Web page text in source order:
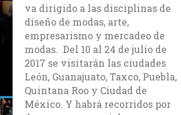
va dirigido a las disciplinas de
diseño de modas, arte,
empresarismo y mercadeo de
modas. Del 10 al 24 de julio de
2017 se visitarán las ciudades
León, Guanajuato, Taxco, Puebla,
Quintana Roo y Ciudad de
México. Y habrá recorridos por